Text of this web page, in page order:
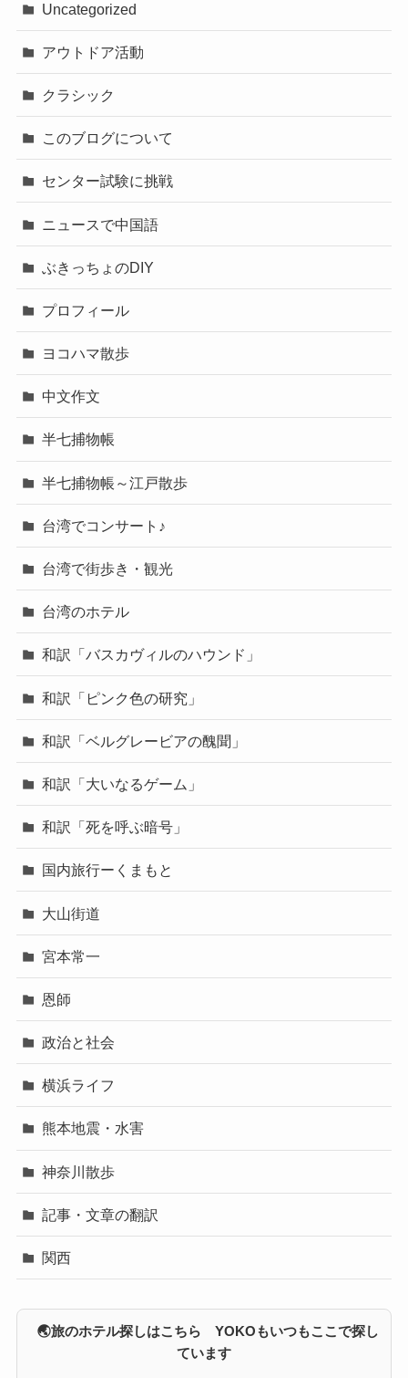
Uncategorized
アウトドア活動
クラシック
このブログについて
センター試験に挑戦
ニュースで中国語
ぶきっちょのDIY
プロフィール
ヨコハマ散歩
中文作文
半七捕物帳
半七捕物帳～江戸散歩
台湾でコンサート♪
台湾で街歩き・観光
台湾のホテル
和訳「バスカヴィルのハウンド」
和訳「ピンク色の研究」
和訳「ベルグレービアの醜聞」
和訳「大いなるゲーム」
和訳「死を呼ぶ暗号」
国内旅行ーくまもと
大山街道
宮本常一
恩師
政治と社会
横浜ライフ
熊本地震・水害
神奈川散歩
記事・文章の翻訳
関西
🌏旅のホテル探しはこちら YOKOもいつもここで探し
ています